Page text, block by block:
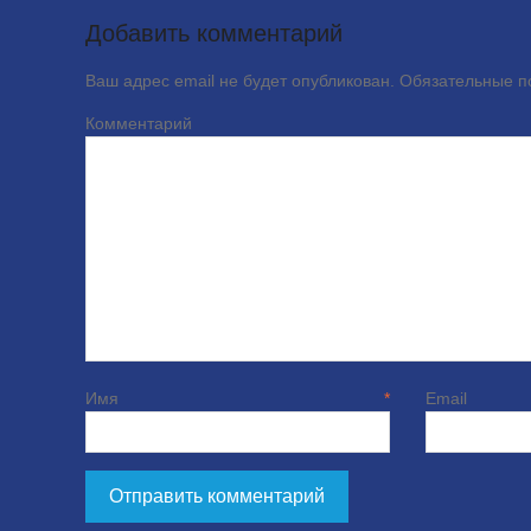
Добавить комментарий
Ваш адрес email не будет опубликован. Обязательные
Имя *